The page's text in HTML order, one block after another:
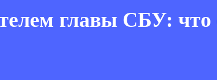
главы СБУ: что